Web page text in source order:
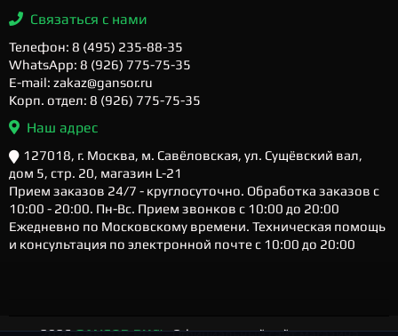
Связаться с нами
Телефон: 8 (495) 235-88-35
WhatsApp: 8 (926) 775-75-35
E-mail: zakaz@gansor.ru
Корп. отдел: 8 (926) 775-75-35
Наш адрес
127018, г. Москва, м. Савёловская, ул. Сущёвский вал,
дом 5, стр. 20, магазин L-21
Прием заказов 24/7 - круглосуточно. Обработка заказов с
10:00 - 20:00. Пн-Вс. Прием звонков с 10:00 до 20:00
Ежедневно по Московскому времени. Техническая помощь
и консультация по электронной почте с 10:00 до 20:00